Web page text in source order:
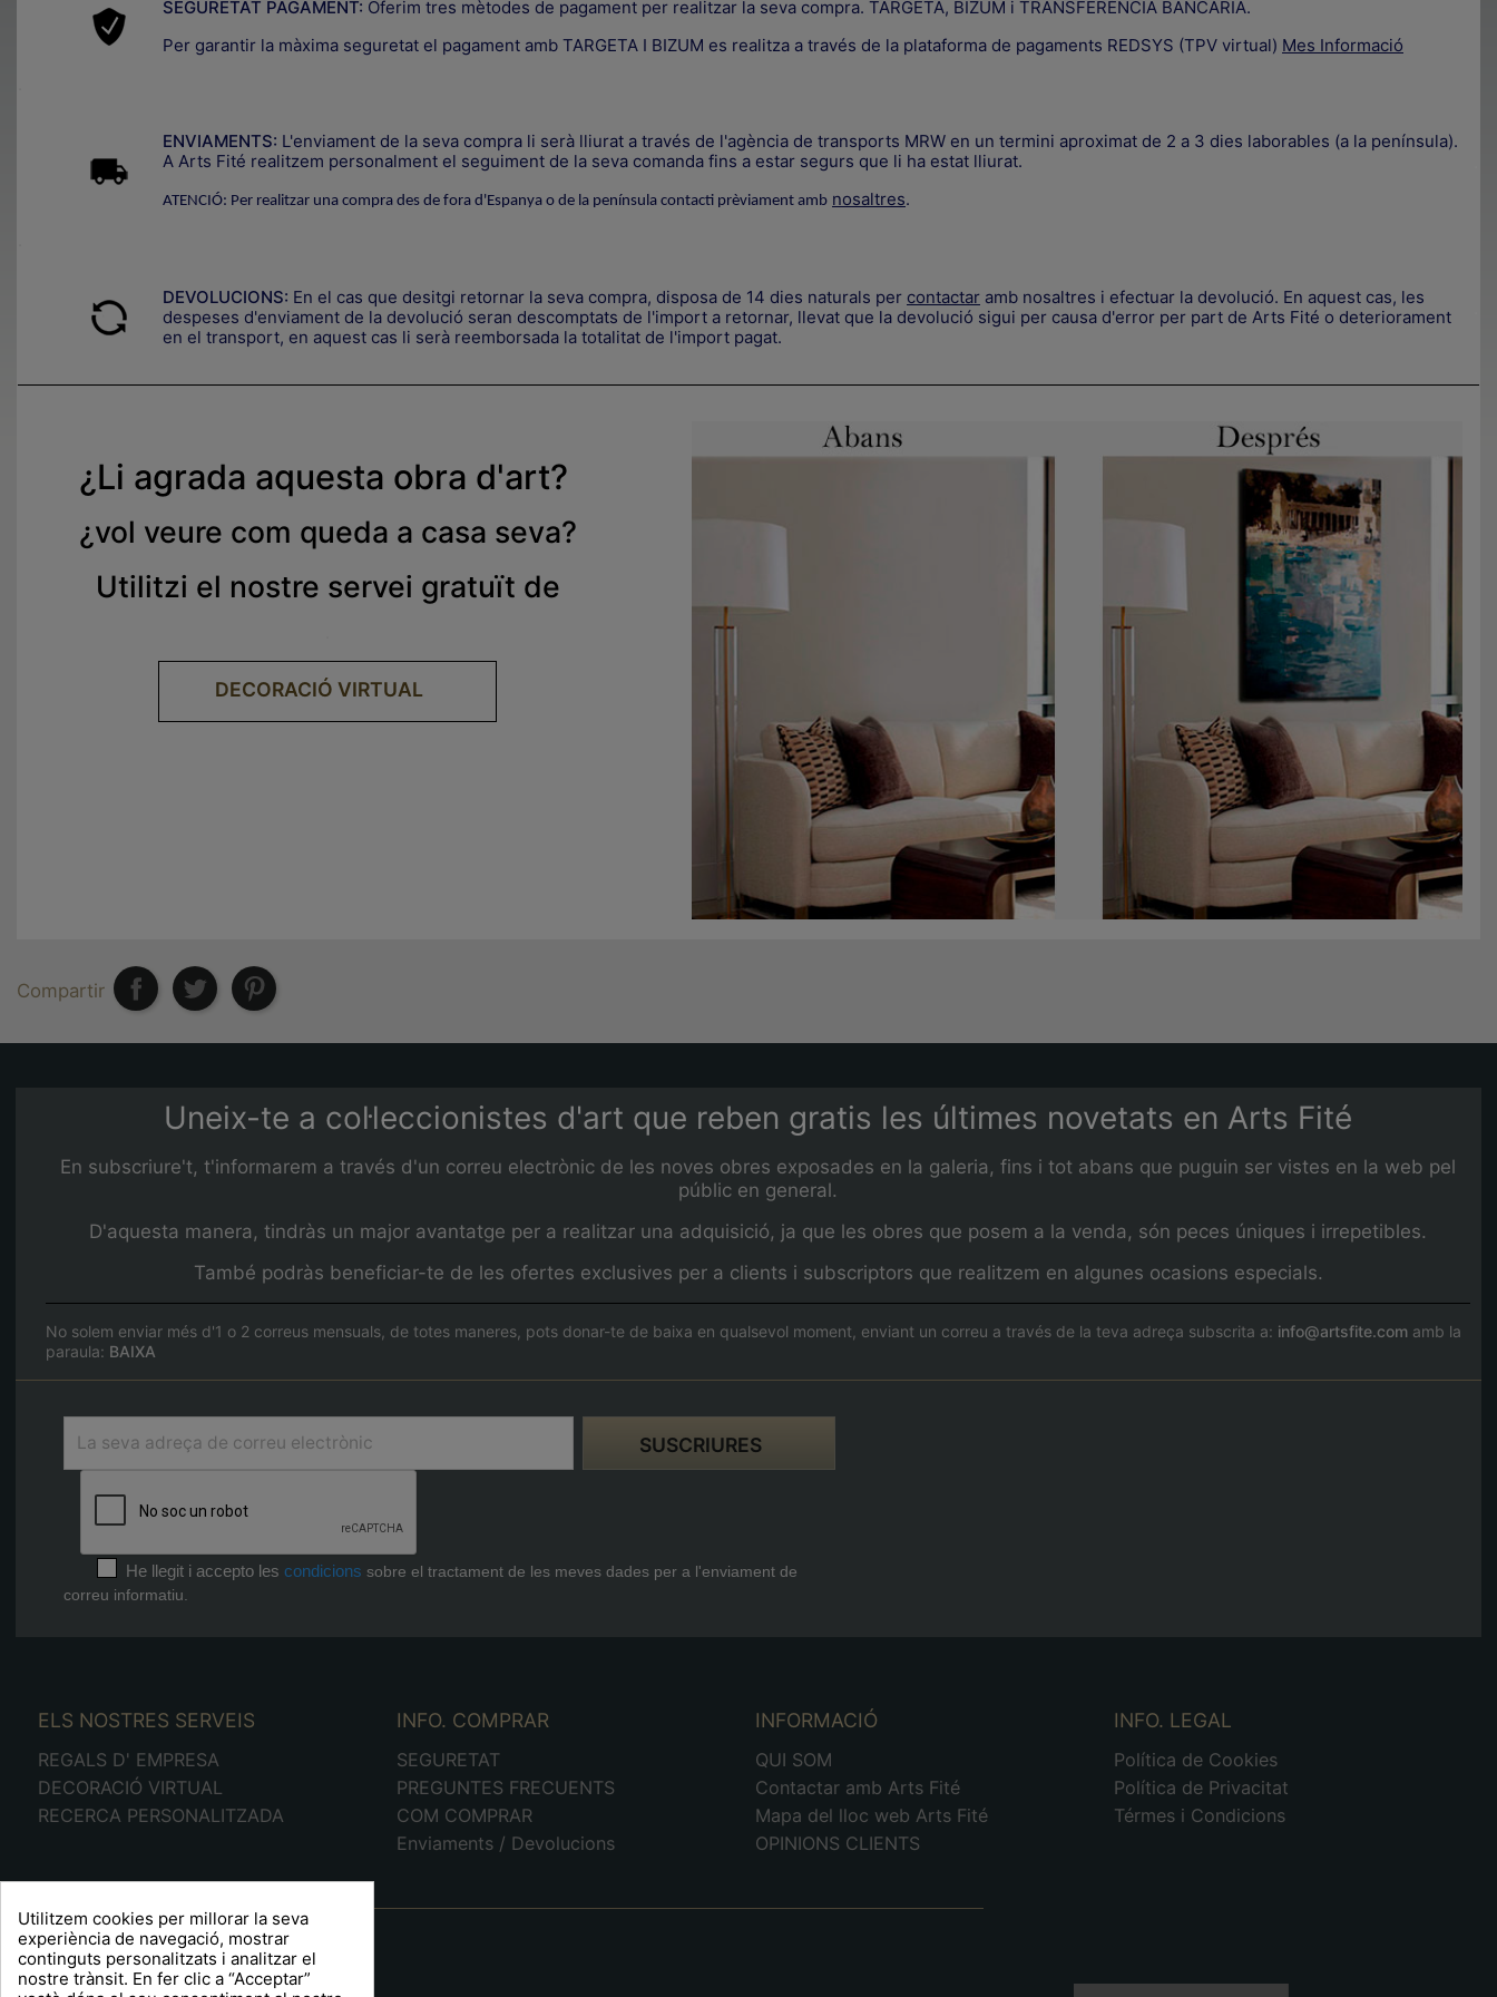
SEGURETAT PAGAMENT: Oferim tres mètodes de pagament per realitzar la seva compra. TARGETA, BIZUM i TRANSFERÈNCIA BANCÀRIA.
Per garantir la màxima seguretat el pagament amb TARGETA I BIZUM es realitza a través de la plataforma de pagaments REDSYS (TPV virtual) Mes Informació
ENVIAMENTS: L'enviament de la seva compra li serà lliurat a través de l'agència de transports MRW en un termini aproximat de 2 a 3 dies laborables (a la península).
A Arts Fité realitzem personalment el seguiment de la seva comanda fins a estar segurs que li ha estat lliurat.
ATENCIÓ: Per realitzar una compra des de fora d'Espanya o de la península contacti prèviament amb nosaltres.
DEVOLUCIONS: En el cas que desitgi retornar la seva compra, disposa de 14 dies naturals per contactar amb nosaltres i efectuar la devolució. En aquest cas, les
despeses d'enviament de la devolució seran descomptats de l'import a retornar, llevat que la devolució sigui per causa d'error per part de Arts Fité o deteriorament
en el transport, en aquest cas li serà reemborsada la totalitat de l'import pagat.
¿Li agrada aquesta obra d'art?
¿vol veure com queda a casa seva?
Utilitzi el nostre servei gratuït de
DECORACIÓ VIRTUAL
Compartir
Uneix-te a col·leccionistes d'art que reben gratis les últimes novetats en Arts Fité
En subscriure't, t'informarem a través d'un correu electrònic de les noves obres exposades en la galeria, fins i tot abans que puguin ser vistes en la web pel
públic en general.
D'aquesta manera, tindràs un major avantatge per a realitzar una adquisició, ja que les obres que posem a la venda, són peces úniques i irrepetibles.
També podràs beneficiar-te de les ofertes exclusives per a clients i subscriptors que realitzem en algunes ocasions especials.
No solem enviar més d'1 o 2 correus mensuals, de totes maneres, pots donar-te de baixa en qualsevol moment, enviant un correu a través de la teva adreça subscrita a: info@artsfite.com amb la
paraula: BAIXA
He llegit i accepto les condicions sobre el tractament de les meves dades per a l'enviament de
correu informatiu.
ELS NOSTRES SERVEIS
REGALS D' EMPRESA
DECORACIÓ VIRTUAL
RECERCA PERSONALITZADA
INFO. COMPRAR
SEGURETAT
PREGUNTES FRECUENTS
COM COMPRAR
Enviaments / Devolucions
INFORMACIÓ
QUI SOM
Contactar amb Arts Fité
Mapa del lloc web Arts Fité
OPINIONS CLIENTS
INFO. LEGAL
Política de Cookies
Política de Privacitat
Térmes i Condicions
A R T S F I T É
Plaça Barcelona, 6
Utilitzem cookies per millorar la seva
experiència de navegació, mostrar
continguts personalitzats i analitzar el
nostre trànsit. En fer clic a “Acceptar”